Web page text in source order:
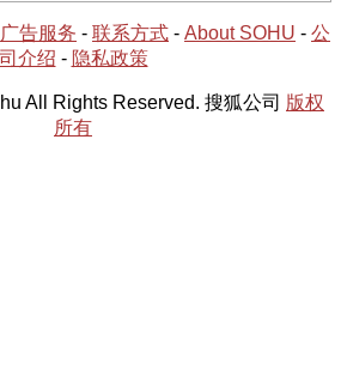
广告服务 - 联系方式 - About SOHU - 公
司介绍 - 隐私政策
All Rights Reserved. 搜狐公司 版权
所有